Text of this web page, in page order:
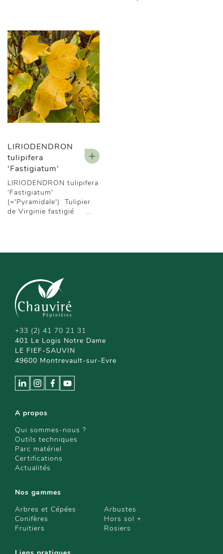
LIRIODENDRON
tulipifera
‘Fastigiatum’
LIRIODENDRON tulipifera
'Fastigiatum'
(='Pyramidale') Tulipier
de Virginie fastigié ...
+33 (2) 41 70 21 31
401 Le Logis Notre Dame
LE FIEF-SAUVIN
49600 Montrevault-sur-Evre
A propos
Qui sommes-nous ?
Outils techniques
Parc matériel
Certifications
Actualités
Nos gammes
Arbres et Cépées
Arbustes
Conifères
Hors sol +
Fruitiers
Rosiers